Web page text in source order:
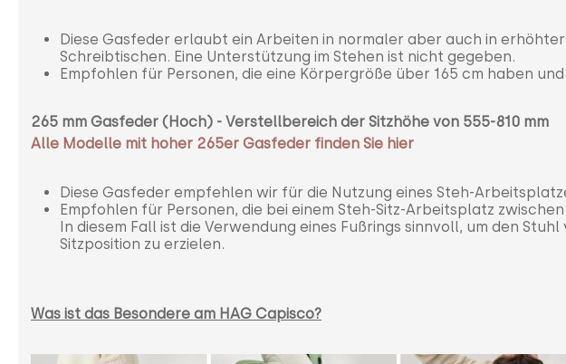
Diese Gasfeder erlaubt ein Arbeiten in normaler aber auch in
Schreibtischen. Eine Unterstützung im Stehen ist nicht gegeben.
Empfohlen für Personen, die eine Körpergröße über 165 cm haben
265 mm Gasfeder (Hoch) - Verstellbereich der Sitzhöhe von 555-810 mm
Alle Modelle mit hoher 265er Gasfeder finden Sie hier
Diese Gasfeder empfehlen wir für die Nutzung eines Steh-
Empfohlen für Personen, die bei einem Steh-Sitz-Arbeitsplatz
In diesem Fall ist die Verwendung eines Fußrings sinnvoll, um den
Sitzposition zu erzielen.
Was ist das Besondere am HAG Capisco?